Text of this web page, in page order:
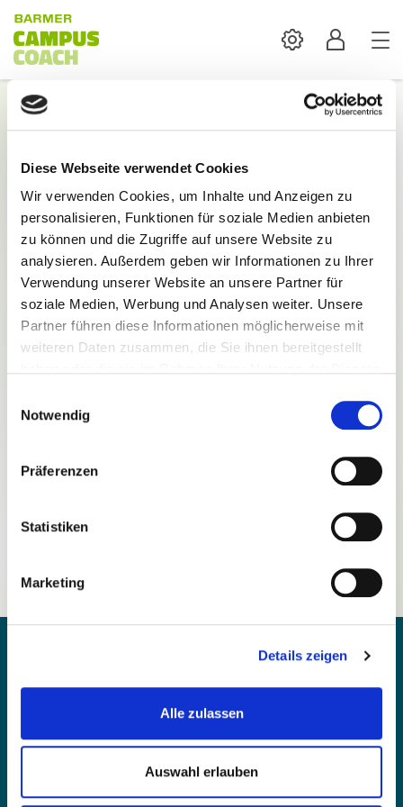
Diese Webseite verwendet Cookies
Wir verwenden Cookies, um Inhalte und Anzeigen zu
personalisieren, Funktionen für soziale Medien anbieten
zu können und die Zugriffe auf unsere Website zu
analysieren. Außerdem geben wir Informationen zu Ihrer
Verwendung unserer Website an unsere Partner für
soziale Medien, Werbung und Analysen weiter. Unsere
Partner führen diese Informationen möglicherweise mit
weiteren Daten zusammen, die Sie ihnen bereitgestellt
Notwendig
Präferenzen
Statistiken
Marketing
Details zeigen
Alle zulassen
Auswahl erlauben
SettingsProfil
Login
Funktionen des BARMER Campus Coach verfügbar.
E-Mail:
Passwort:
Kontakt
Einfache Sprache